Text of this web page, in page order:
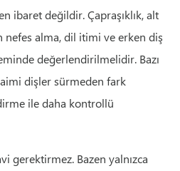
ibaret değildir. Çapraşıklık, alt
nefes alma, dil itimi ve erken diş
değerlendirilmelidir. Bazı
dişler sürmeden fark
ile daha kontrollü
gerektirmez. Bazen yalnızca